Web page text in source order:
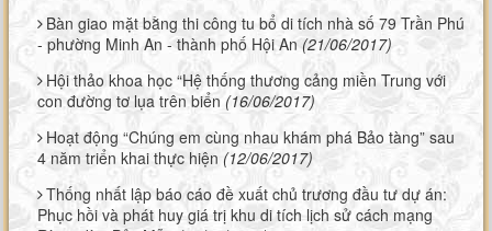
Bàn giao mặt bằng thi công tu bổ di tích nhà số 79 Trần Phú
- phường Minh An - thành phố Hội An (21/06/2017)
Hội thảo khoa học “Hệ thống thương cảng miền Trung với
con đường tơ lụa trên biển (16/06/2017)
Hoạt động “Chúng em cùng nhau khám phá Bảo tàng” sau
4 năm triển khai thực hiện (12/06/2017)
Thống nhất lập báo cáo đề xuất chủ trương đầu tư dự án:
Phục hồi và phát huy giá trị khu di tích lịch sử cách mạng